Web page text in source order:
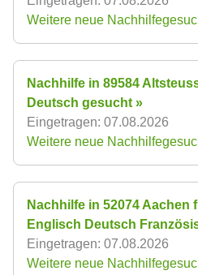
Weitere neue
Nachhilfe in 89584
Deutsch gesucht »
Eingetragen: 07.08.2026
Weitere neue
Nachhilfe in 52074 Aachen
Englisch Deutsch
Eingetragen: 07.08.2026
Weitere neue